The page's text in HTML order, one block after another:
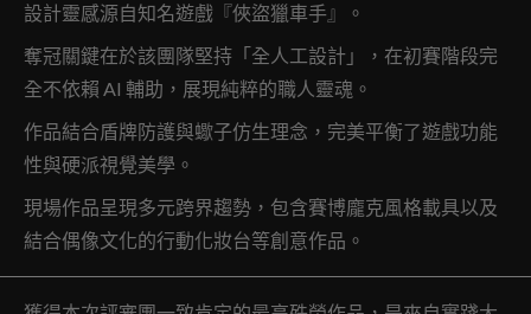
設計靈感源自知名遊戲『俠盜獵車手』。
奪冠關鍵在於該團隊堅持「全人工設計」，在初賽階段完
全不依賴 AI 輔助，展現純粹的職人靈魂。
作品結合盾牌防護與蠍子仿生理念，完美平衡了遊戲功能
性與硬派視覺美學。
現場作品呈現多元跨界趨勢，包含賽博龐克風格載具以及
結合偶像文化的行動化妝台等創意作品。